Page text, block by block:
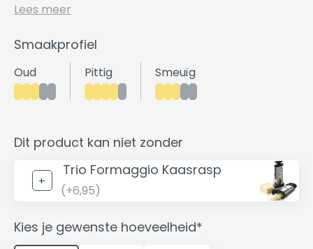
Lees meer
Smaakprofiel
Oud Pittig Smeuïg
Dit product kan niet zonder
Trio Formaggio Kaasrasp
(+6,95)
Kies je gewenste hoeveelheid*